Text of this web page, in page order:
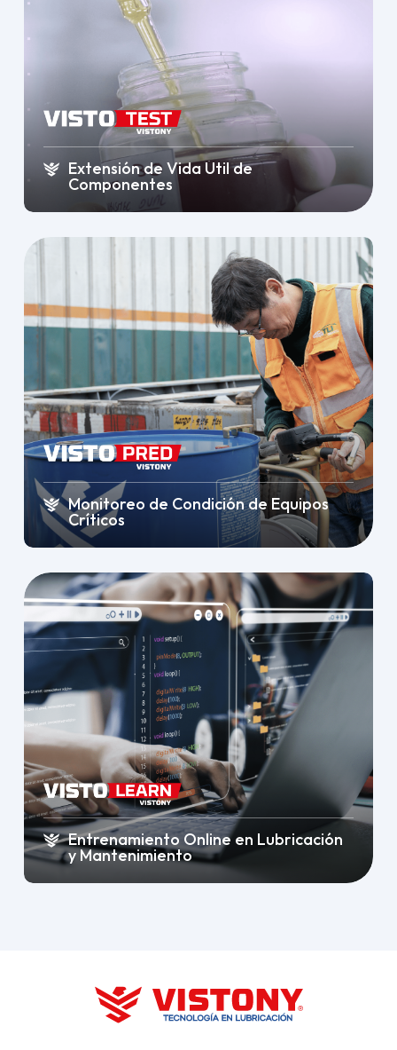
Extensión de Vida Útil de
Componentes
Monitoreo de Condición de Equipos
Críticos
Entrenamiento Online en Lubricación
y Mantenimiento